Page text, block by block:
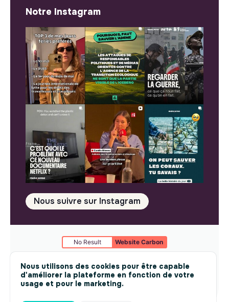
Nous utilisons des cookies pour être capable
d'améliorer la plateforme en fonction de votre
usage et pour le marketing.
Notre Instagram
Nous suivre sur Instagram
No Result Website Carbon
Mentions légales© makesense 2024 -cookies